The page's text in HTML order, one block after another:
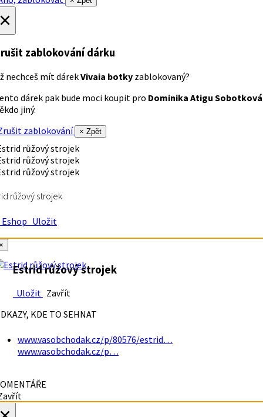
zablokování dárku
nechceš mít dárekVivaia botky zablokovaný?
dárek pak bude moci koupit pro Dominika Atigu Sobotková
jiný.
zablokování
× Zpět
růžový strojek
Uložit
Estrid růžový strojek
Uložit Zavřít
KDE TO SEHNAT
www.vasobchodak.cz/p/80576/estrid…
www.vasobchodak.cz/p…